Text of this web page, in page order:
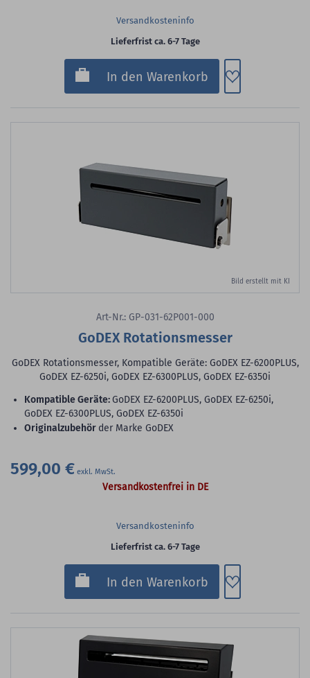
Versandkosteninfo
Lieferfrist ca. 6-7 Tage
In den Warenkorb Zum
Bild erstellt mit KI
Art-Nr.: GP-031-62P001-000
GoDEX Rotationsmesser
GoDEX Rotationsmesser, Kompatible Geräte: GoDEX EZ-6200PLUS,
GoDEX EZ-6250i, GoDEX EZ-6300PLUS, GoDEX EZ-6350i
Kompatible Geräte:GoDEX EZ-6200PLUS, GoDEX EZ-6250i,
GoDEX EZ-6300PLUS, GoDEX EZ-6350i
Originalzubehör der Marke GoDEX
599,00 €
Versandkostenfrei in DE
Versandkosteninfo
Lieferfrist ca. 6-7 Tage
In den Warenkorb Zum